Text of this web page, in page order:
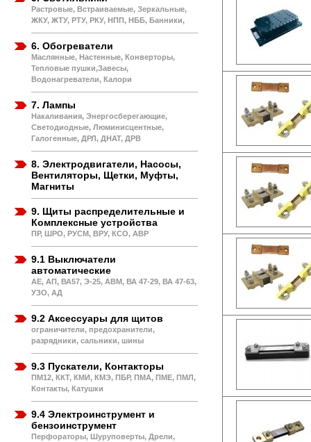
Растровые, Встраиваемые, Зеркальные,
ЖКУ, ЖТУ, РТУ, РКУ, НПП, НББ, Банники,
6. Обогреватели
Маслянные, Настенные, Конверторы,
Тепловые пушки,Завесы,
Водонагреватели, Калори
7. Лампы
Накаливания, Энергосберегающие,
Светодиодные, Люминисцентные,
Галогенные, ДРЛ, ДНАТ, ДРВ
8. Электродвигатели, Насосы,
Вентиляторы, Щетки, Муфты,
Магниты
9. Щиты распределительные и
Комплексные устройства
ПР, ШРО, РУСМ, ВРУ, КСО, АВР
9.1 Выключатели
автоматические
АЕ, АП, ВА57, Э-25, АВМ, ВА 47-29, ВА 47-63,
УЗО, АД
9.2 Аксессуары для щитов
ограничители, предохранители,
разрядники, сальники, шины
9.3 Пускатели, Контакторы
ПМ12, ККТ, КМИ, КМЭ, ПБР, ПМА, ПМЕ, ПМЛ,
Контакты, Катушки
9.4 Электроинструмент и
бензоинструмент
Перфораторы, Шуруповерты, Дрели,